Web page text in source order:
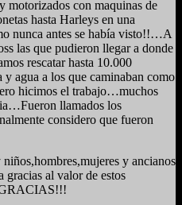
motorizados con maquinas de
hasta Harleys en una
nunca antes se había visto!!…A
las que pudieron llegar a donde
rescatar hasta 10.000
agua a los que caminaban como
hicimos el trabajo…muchos
llamados los
considero que fueron
y ancianos
gracias al valor de estos
GRACIAS!!!